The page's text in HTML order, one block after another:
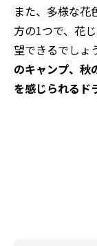
また、多様な花
方の1つで、花
望できるでしょ
のキャンプ、秋
を感じられるド